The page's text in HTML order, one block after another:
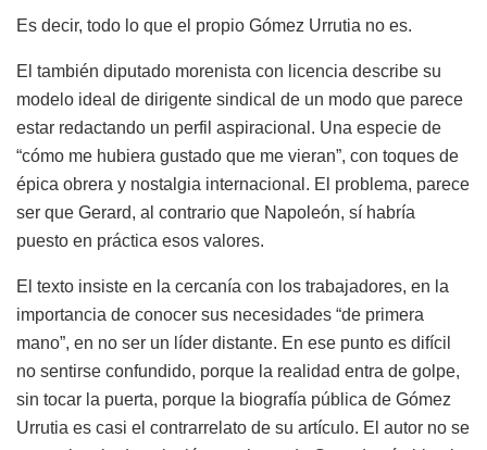
Es decir, todo lo que el propio Gómez Urrutia no es.
El también diputado morenista con licencia describe su
modelo ideal de dirigente sindical de un modo que parece
estar redactando un perfil aspiracional. Una especie de
“cómo me hubiera gustado que me vieran”, con toques de
épica obrera y nostalgia internacional. El problema, parece
ser que Gerard, al contrario que Napoleón, sí habría
puesto en práctica esos valores.
El texto insiste en la cercanía con los trabajadores, en la
importancia de conocer sus necesidades “de primera
mano”, en no ser un líder distante. En ese punto es difícil
no sentirse confundido, porque la realidad entra de golpe,
sin tocar la puerta, porque la biografía pública de Gómez
Urrutia es casi el contrarrelato de su artículo. El autor no se